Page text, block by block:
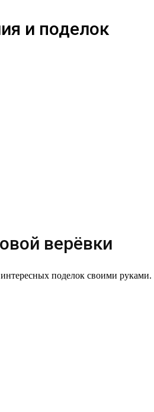
и поделок
верёвки
поделок своими